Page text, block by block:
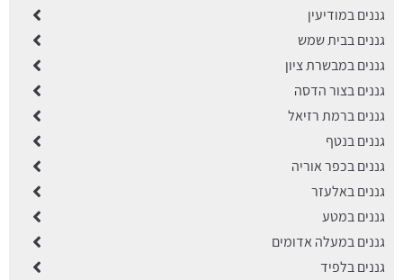
גננים במודיעין
גננים בבית שמש
גננים במבשרת ציון
גננים בצור הדסה
גננים ברמת רזיאל
גננים בנטף
גננים בכפר אוריה
גננים באלעזר
גננים במטע
גננים במעלה אדומים
גננים בלפיד